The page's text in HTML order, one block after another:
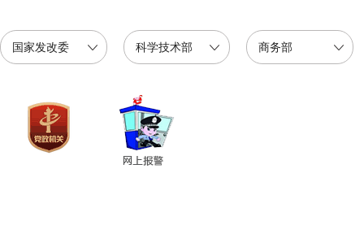
国家发改委 科学技术部 商务部